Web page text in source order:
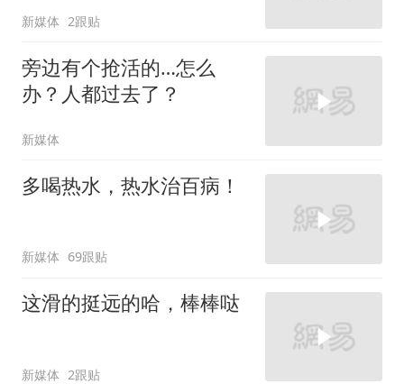
新媒体 2跟贴
旁边有个抢活的…怎么
办？人都过去了？
新媒体
多喝热水，热水治百病！
新媒体 69跟贴
这滑的挺远的哈，棒棒哒
新媒体 2跟贴